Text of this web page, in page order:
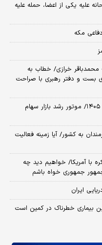
علیه یکی از اعضا، حمله علیه
مکه
محمدباقر خرازی/ خطاب به
بست و دفتر رهبری با صراحت
پیش بینی بورس فردا شنبه ۱۷ مردادماه ۱۴۰۵/ موتور رشد بازار سهام
به کشور/ آیا زمینه فعالیت
با آمریکا/ خواهیم دید چه
جمهوری خواه باشم
ایران
بیماری خطرناک در کمین است